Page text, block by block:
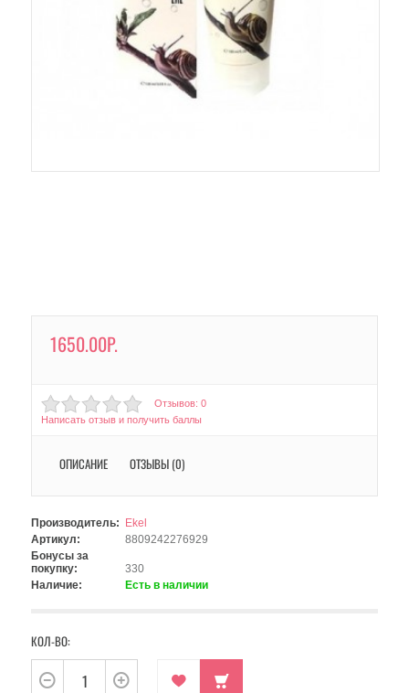
1650.00Р.
Отзывов: 0
Написать отзыв и получить баллы
ОПИСАНИЕ ОТЗЫВЫ (0)
Производитель:
Ekel
Артикул:
8809242276929
Бонусы за
покупку:
330
Наличие:
Есть в наличии
КОЛ-ВО: